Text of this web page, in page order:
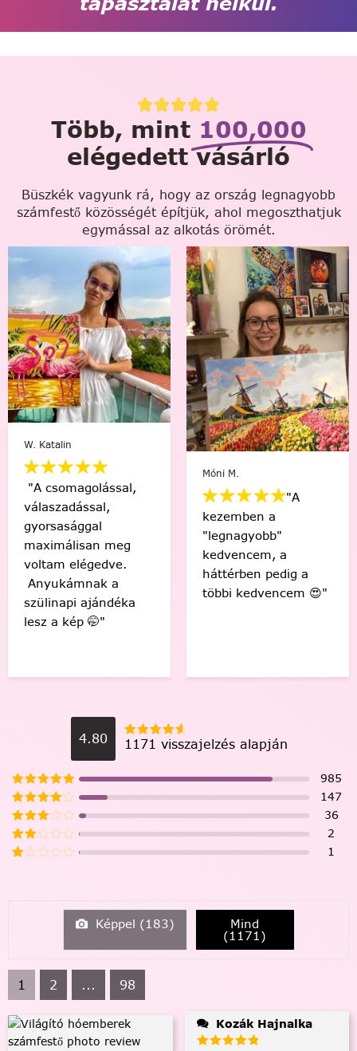
Több, mint 100,000
elégedett vásárló
Büszkék vagyunk rá, hogy az ország legnagyobb
számfestő közösségét építjük, ahol megoszthatjuk
egymással az alkotás örömét.
W. Katalin
"A csomagolással,
válaszadással,
gyorsasággal
maximálisan meg
voltam elégedve.
Anyukámnak a
szülinapi ajándéka
lesz a kép 🤭"
Móni M.
"A
kezemben a
"legnagyobb"
kedvencem, a
háttérben pedig a
többi kedvencem 😍"
4.80 1171 visszajelzés alapján
985
147
36
2
1
Képpel (183) Mind
(1171)
1 2 ... 98
Kozák Hajnalka